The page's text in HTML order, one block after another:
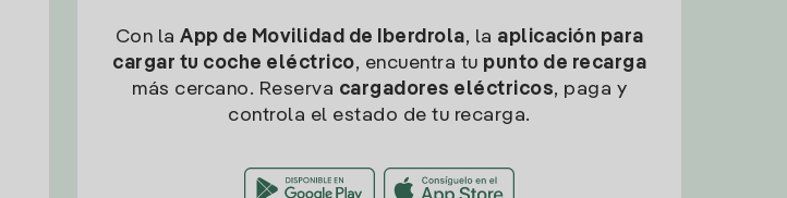
Con la App de Movilidad de Iberdrola, la aplicación para
cargar tu coche eléctrico, encuentra tu punto de recarga
más cercano. Reserva cargadores eléctricos, paga y
controla el estado de tu recarga.